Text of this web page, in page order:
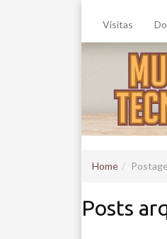
Visitas
Home
Posts